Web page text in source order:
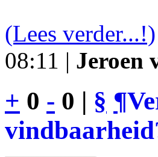
(Lees verder...!)
08:11 | Jeroen
+ 0 - 0 | § ¶